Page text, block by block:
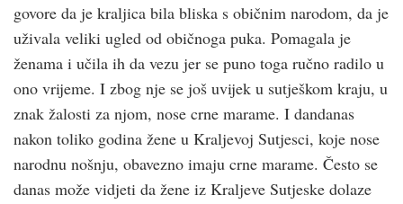
govore da je kraljica bila bliska s običnim narodom, da je
uživala veliki ugled od običnoga puka. Pomagala je
ženama i učila ih da vezu jer se puno toga ručno radilo u
ono vrijeme. I zbog nje se još uvijek u sutješkom kraju, u
znak žalosti za njom, nose crne marame. I dandanas
nakon toliko godina žene u Kraljevoj Sutjesci, koje nose
narodnu nošnju, obavezno imaju crne marame. Često se
danas može vidjeti da žene iz Kraljeve Sutjeske dolaze